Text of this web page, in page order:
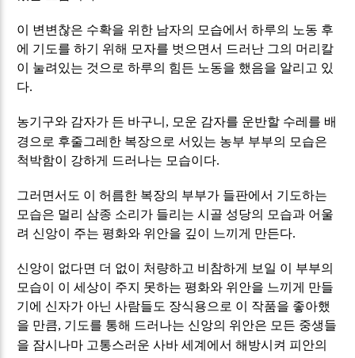
이 변변찮은 수확을 위한 남자의 모습에서 하루의 노동 후
에 기도를 하기 위해 모자를 벗으면서 드러난 그의 머리칼
이 눌려있는 것으로 하루의 힘든 노동을 했음을 알리고 있
다.
농기구와 감자가 든 바구니, 모운 감자를 운반할 수레를 배
경으로 후줄그레한 복장으로 서있는 농부 부부의 모습은
척박함이 강하게 드러나는 모습이다.
그러면서도 이 허름한 복장의 부부가 들판에서 기도하는
모습은 멀리 삼종 소리가 들리는 시골 성당의 모습과 어울
려 신앙이 주는 평화와 위안을 깊이 느끼게 만든다.
신앙이 없다면 더 없이 처량하고 비참하게 보일 이 부부의
모습이 이 세상이 주지 못하는 평화와 위안을 느끼게 만들
기에 신자가 아닌 사람들도 장식용으로 이 작품을 좋아했
을 만큼, 기도를 통해 드러나는 신앙의 위안은 모든 중생들
을 잠시나마 고통스러운 사바 세계에서 해방시켜 피안의